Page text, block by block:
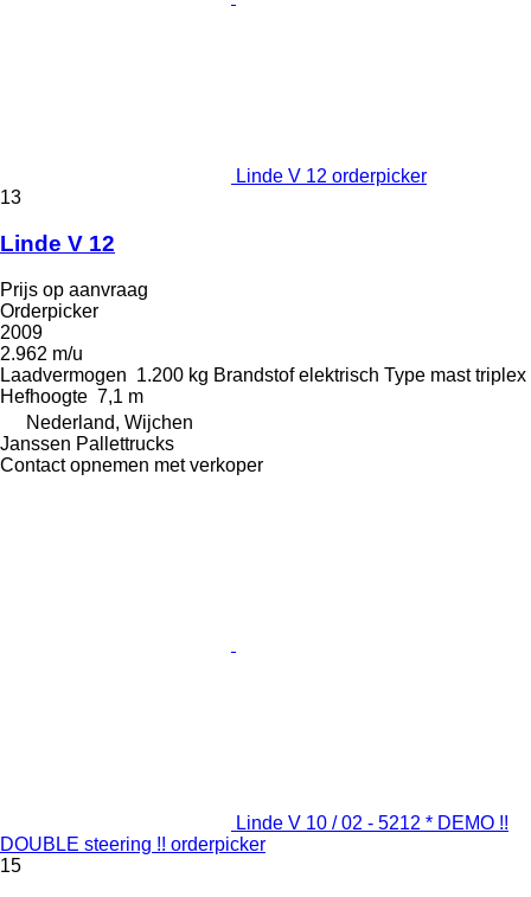
Linde V 12 orderpicker
13
Linde V 12
Prijs op aanvraag
Orderpicker
2009
2.962 m/u
Laadvermogen 1.200 kg Brandstof elektrisch Type mast triplex
Hefhoogte 7,1 m
Nederland, Wijchen
Janssen Pallettrucks
Contact opnemen met verkoper
Linde V 10 / 02 - 5212 * DEMO !!
DOUBLE steering !! orderpicker
15